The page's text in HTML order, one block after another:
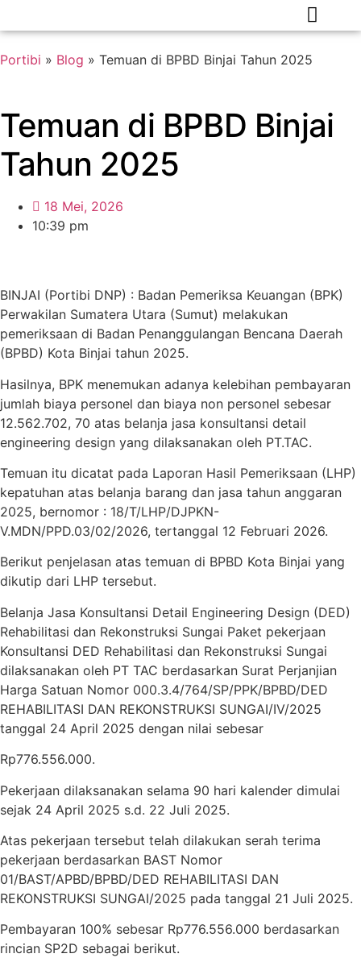
Portibi » Blog » Temuan di BPBD Binjai Tahun 2025
Temuan di BPBD Binjai
Tahun 2025
18 Mei, 2026
10:39 pm
BINJAI (Portibi DNP) : Badan Pemeriksa Keuangan (BPK)
Perwakilan Sumatera Utara (Sumut) melakukan
pemeriksaan di Badan Penanggulangan Bencana Daerah
(BPBD) Kota Binjai tahun 2025.
Hasilnya, BPK menemukan adanya kelebihan pembayaran
jumlah biaya personel dan biaya non personel sebesar
12.562.702, 70 atas belanja jasa konsultansi detail
engineering design yang dilaksanakan oleh PT.TAC.
Temuan itu dicatat pada Laporan Hasil Pemeriksaan (LHP)
kepatuhan atas belanja barang dan jasa tahun anggaran
2025, bernomor : 18/T/LHP/DJPKN-
V.MDN/PPD.03/02/2026, tertanggal 12 Februari 2026.
Berikut penjelasan atas temuan di BPBD Kota Binjai yang
dikutip dari LHP tersebut.
Belanja Jasa Konsultansi Detail Engineering Design (DED)
Rehabilitasi dan Rekonstruksi Sungai Paket pekerjaan
Konsultansi DED Rehabilitasi dan Rekonstruksi Sungai
dilaksanakan oleh PT TAC berdasarkan Surat Perjanjian
Harga Satuan Nomor 000.3.4/764/SP/PPK/BPBD/DED
REHABILITASI DAN REKONSTRUKSI SUNGAI/IV/2025
tanggal 24 April 2025 dengan nilai sebesar
Rp776.556.000.
Pekerjaan dilaksanakan selama 90 hari kalender dimulai
sejak 24 April 2025 s.d. 22 Juli 2025.
Atas pekerjaan tersebut telah dilakukan serah terima
pekerjaan berdasarkan BAST Nomor
01/BAST/APBD/BPBD/DED REHABILITASI DAN
REKONSTRUKSI SUNGAI/2025 pada tanggal 21 Juli 2025.
Pembayaran 100% sebesar Rp776.556.000 berdasarkan
rincian SP2D sebagai berikut.